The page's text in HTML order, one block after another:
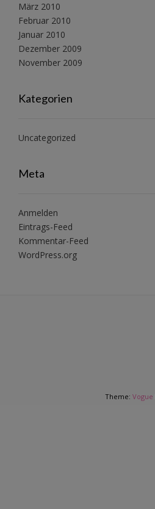
März 2010
Februar 2010
Januar 2010
Dezember 2009
November 2009
Kategorien
Uncategorized
Meta
Anmelden
Eintrags-Feed
Kommentar-Feed
WordPress.org
Theme: Vogue